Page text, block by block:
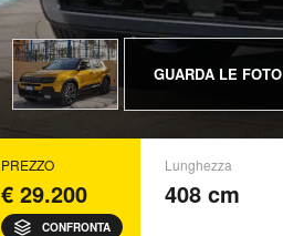
GUARDA LE FOTO
PREZZO
€ 29.200
CONFRONTA
Lunghezza
408 cm